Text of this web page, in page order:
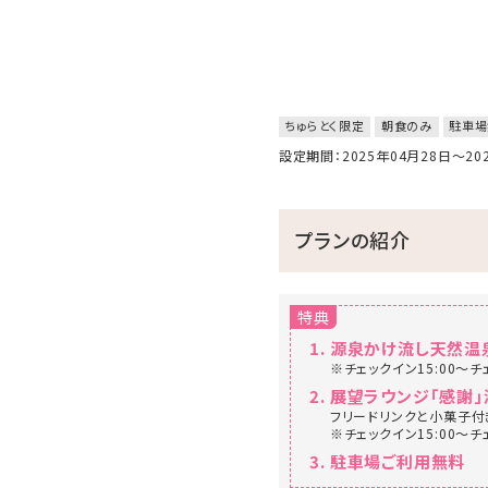
ちゅらとく限定 朝食のみ 駐車
設定期間：2025年04月28日～
プランの紹介
特典
源泉かけ流し天然温
※チェックイン15:00～チ
展望ラウンジ「感謝
フリードリンクと小菓子付
※チェックイン15:00～チ
駐車場ご利用無料